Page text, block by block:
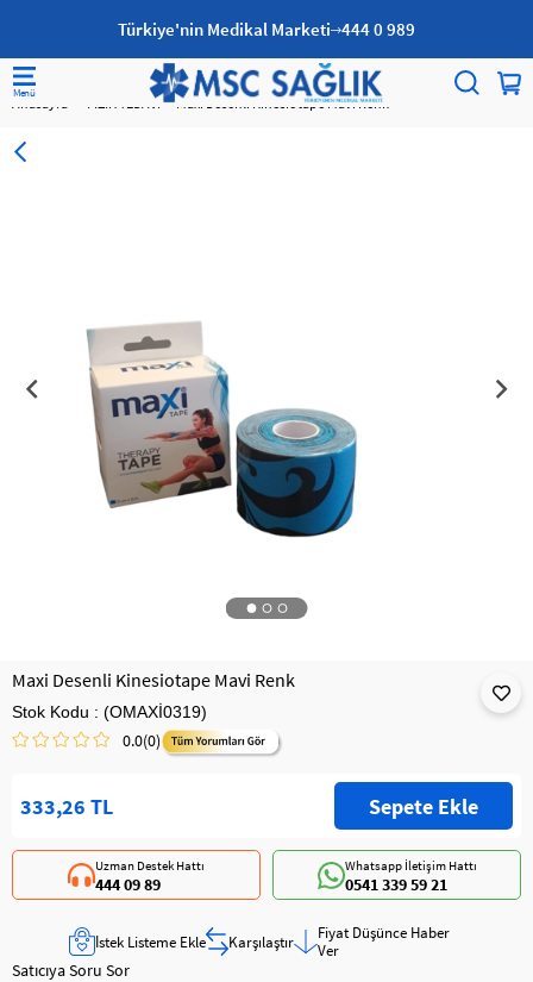
Türkiye'nin Medikal Marketi 444 0 989
Anasayfa FİZİK TEDAVİ Maxi Desenli Kinesiotape Mavi Renk
Maxi Desenli Kinesiotape Mavi Renk
Stok Kodu (OMAXİ0319)
0.0(0)
333,26 TL
Whatsapp İletişim Hattı
0541 339 59 21
Uzman Destek Hattı
444 09 89
İstek Listeme Ekle Karşılaştır
Fiyat Düşünce Haber
Ver
Satıcıya Soru Sor